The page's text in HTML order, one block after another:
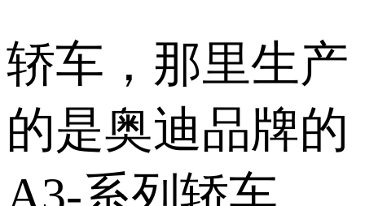
轿车，那里生产
的是奥迪品牌的